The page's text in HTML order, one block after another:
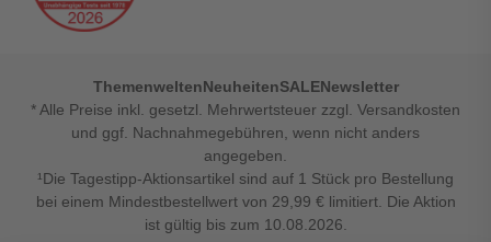
ThemenweltenNeuheitenSALENewsletter
* Alle Preise inkl. gesetzl. Mehrwertsteuer zzgl. Versandkosten
und ggf. Nachnahmegebühren, wenn nicht anders
angegeben.
¹Die Tagestipp-Aktionsartikel sind auf 1 Stück pro Bestellung
bei einem Mindestbestellwert von 29,99 € limitiert. Die Aktion
ist gültig bis zum 10.08.2026.